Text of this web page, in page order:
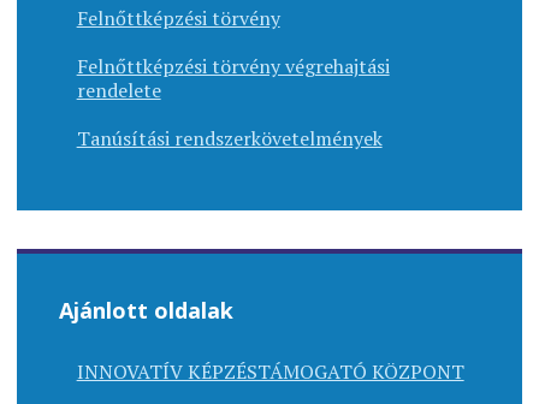
Felnőttképzési törvény
Felnőttképzési törvény végrehajtási
rendelete
Tanúsítási rendszerkövetelmények
Ajánlott oldalak
INNOVATÍV KÉPZÉSTÁMOGATÓ KÖZPONT